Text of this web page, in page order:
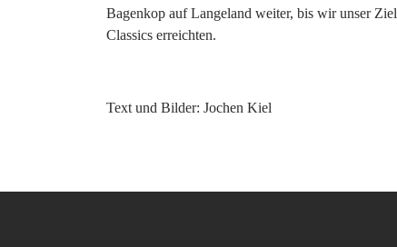
Bagenkop auf Langeland weiter, bis wir unser
Classics erreichten.
Text und Bilder: Jochen Kiel